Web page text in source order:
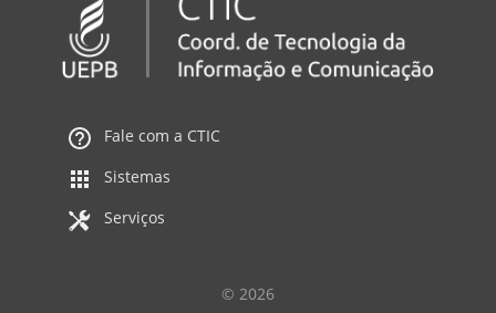
Fale com a CTIC
Sistemas
Serviços
© 2026